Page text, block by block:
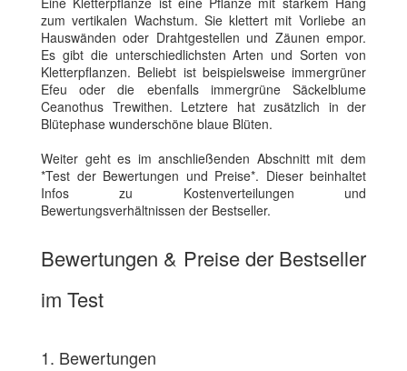
zum vertikalen Wachstum. Sie klettert mit Vorliebe an
Hauswänden oder Drahtgestellen und Zäunen empor.
Es gibt die unterschiedlichsten Arten und Sorten von
Kletterpflanzen. Beliebt ist beispielsweise immergrüner
Efeu oder die ebenfalls immergrüne Säckelblume
Ceanothus Trewithen. Letztere hat zusätzlich in der
Blütephase wunderschöne blaue Blüten.
Weiter geht es im anschließenden Abschnitt mit dem
*Test der Bewertungen und Preise*. Dieser beinhaltet
Infos zu Kostenverteilungen und
Bewertungsverhältnissen der Bestseller.
Bewertungen & Preise der Bestseller
im Test
1. Bewertungen